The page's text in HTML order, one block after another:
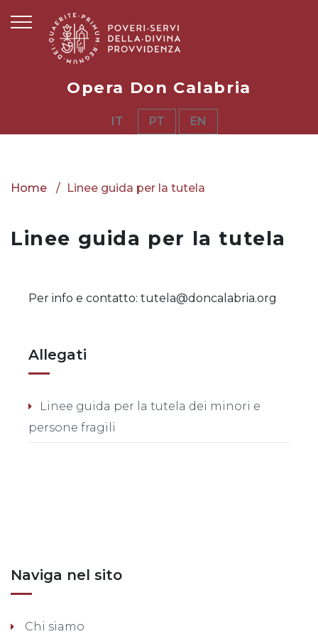
Opera Don Calabria
IT PT EN
Home Linee guida per la tutela
Linee guida per la tutela
Per info e contatto: tutela@doncalabria.org
Allegati
Linee guida per la tutela dei minori e
persone fragili
Naviga nel sito
Chi siamo